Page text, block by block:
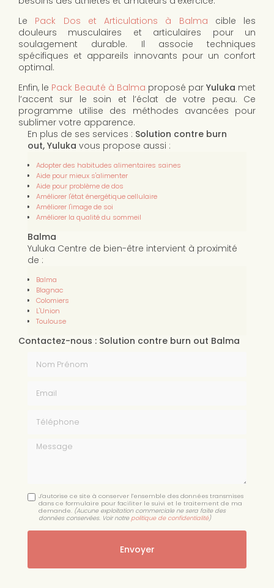
Le Pack Dos et Articulations à Balma cible les
douleurs musculaires et articulaires pour un
soulagement durable. Il associe techniques
spécifiques et appareils innovants pour un confort
optimal.
Enfin, le Pack Beauté à Balma proposé par Yuluka met
l’accent sur le soin et l’éclat de votre peau. Ce
programme utilise des méthodes avancées pour
sublimer votre apparence.
En plus de ses services : Solution contre burn
out, Yuluka vous propose aussi :
Adopter des habitudes alimentaires saines
Aide pour mieux s'alimenter
Aide pour problème de dos
Améliorer l'état énergétique cellulaire
Améliorer l'image de soi
Améliorer la qualité du sommeil
Balma
Yuluka Centre de bien-être intervient à proximité
de :
Balma
Blagnac
Colomiers
L'Union
Toulouse
Contactez-nous : Solution contre burn out Balma
Message
J'autorise ce site à conserver l'ensemble des données transmises
dans ce formulaire pour faciliter le suivi et le traitement de ma
demande. (Aucune exploitation commerciale ne sera faite des
données conservées. Voir notre politique de confidentialité)